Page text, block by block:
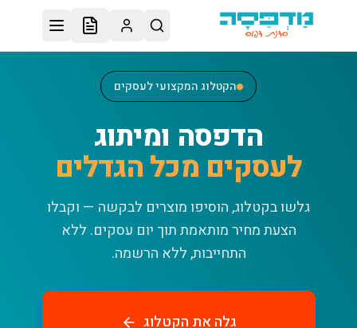
דלג לתוכן הראשי
הקטלוג המקצועי לעסקים
הדפסה ומיתוג
לעסקים מכל הגדלים
גלשו בקטלוג, הוסיפו מוצרים לבקשה — וקבלו
הצעת מחיר מותאמת תוך יום עסקים. ללא
התחייבות, ללא הרשמה.
גלה את הקטלוג